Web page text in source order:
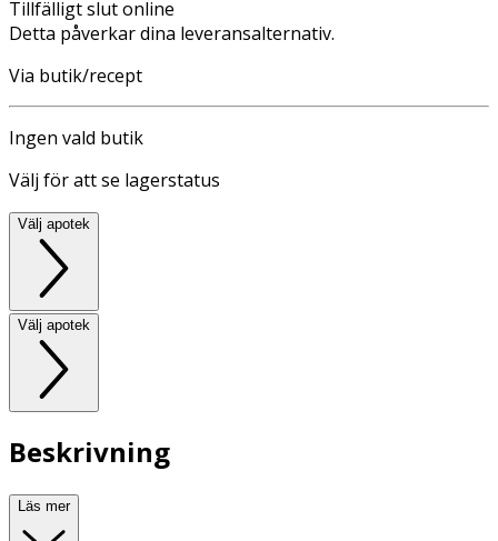
Tillfälligt slut online
Detta påverkar dina leveransalternativ.
Via butik/recept
Ingen vald butik
Välj för att se lagerstatus
Välj apotek
Välj apotek
Beskrivning
Läs mer